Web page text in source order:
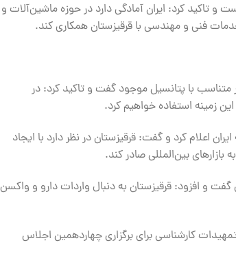
و تاکید کرد: ایران آمادگی دارد در حوزه ماشین‌آلات و
فنی و مهندسی با قرقیزستان همکاری کند.
متناسب با پتانسیل موجود گفت و تاکید کرد: در
زمینه استفاده خواهیم کرد.
اعلام کرد و گفت: قرقیزستان در نظر دارد با ایجاد
بین‌المللی صادر کند.
و افزود: قرقیزستان به دنبال واردات دارو و واکسن
کارشناسی برای برگزاری چهاردهمین اجلاس